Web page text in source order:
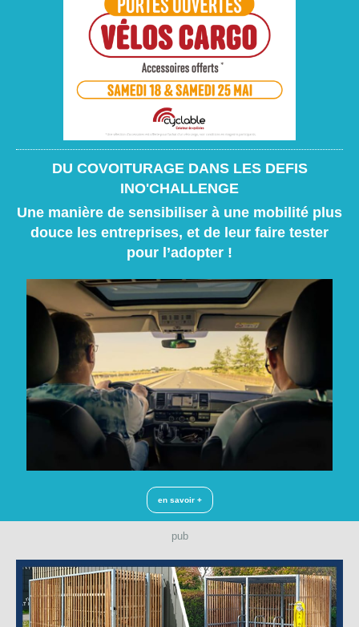
DU COVOITURAGE DANS LES DEFIS
INO'CHALLENGE
Une manière de sensibiliser à une mobilité plus
douce les entreprises, et de leur faire tester
pour l’adopter !
en savoir +
pub